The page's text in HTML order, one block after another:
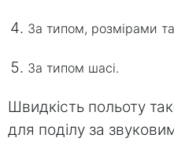
За типом, розмірами
За типом шасі.
Швидкість польоту
для поділу за